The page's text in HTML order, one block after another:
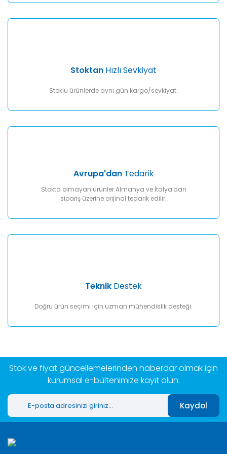
Stoktan Hızlı Sevkiyat
Stoklu ürünlerde aynı gün kargo/sevkiyat.
Avrupa'danTedarik
Stokta olmayan ürünler Almanya ve İtalya'dan
sipariş üzerine orijinal tedarik edilir.
Teknik Destek
Doğru ürün seçimi için uzman mühendislik desteği.
Stok ve fiyat güncellemelerinden haberdar olmak için
kurumsal e-bültenimize kayıt olun.
Kaydol